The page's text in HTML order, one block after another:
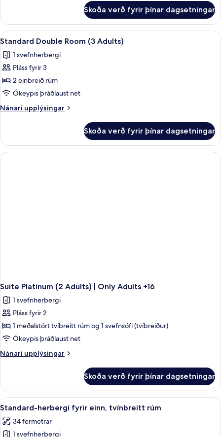
Double
Room
(2
Skoða verð fyrir þínar dagsetningar
Skoða
allar
myndir
fyrir
Standard
Double
Room
(3
Öryggishólf í herbergi, skrifborð,
6
Standard Double Room (3 Adults)
1 svefnherbergi
Pláss fyrir 3
2 einbreið rúm
Ókeypis þráðlaust net
Nánari upplýsingar
Nánari
Double
Room
(3
Skoða verð fyrir þínar dagsetningar
Suite Platinum (2 Adults) | Only Adults +16
1 svefnherbergi
Pláss fyrir 2
1 meðalstórt tvíbreitt rúm og 1 svefnsófi (tvíbreiður)
Ókeypis þráðlaust net
Nánari upplýsingar
Nánari
Platinum
(2
Adults)
Only
Adults
Skoða verð fyrir þínar dagsetningar
Skoða
allar
myndir
Öryggishólf í herbergi, skrifborð,
6
Standard-herbergi fyrir einn, tvínbreitt rúm
34 fermetrar
1 svefnherbergi